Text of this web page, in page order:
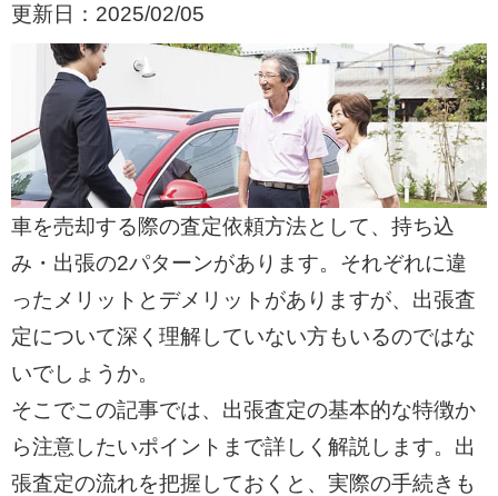
更新日： 2025/02/05
車を売却する際の査定依頼方法として、持ち込
み・出張の2パターンがあります。それぞれに違
ったメリットとデメリットがありますが、出張査
定について深く理解していない方もいるのではな
いでしょうか。
そこでこの記事では、出張査定の基本的な特徴か
ら注意したいポイントまで詳しく解説します。出
張査定の流れを把握しておくと、実際の手続きも